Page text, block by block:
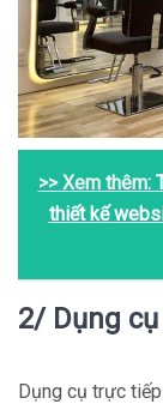
>> Xem thêm:
thiết kế
2/ Dụng
Dụng cụ trực